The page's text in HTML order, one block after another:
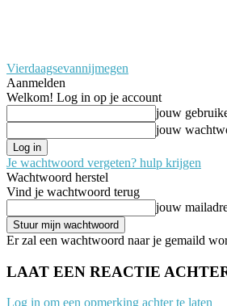
Vierdaagsevannijmegen
Aanmelden
Welkom! Log in op je account
jouw
jouw
Je wachtwoord vergeten? hulp krijgen
Wachtwoord herstel
Vind je wachtwoord terug
jouw
Er zal een wachtwoord naar je gemaild
LAAT EEN REACTIE
Log in om een opmerking achter te laten